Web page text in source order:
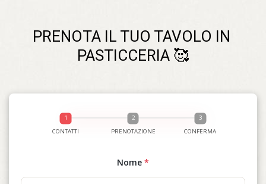
PRENOTA IL TUO TAVOLO IN
PASTICCERIA 🥰
CONTATTI PRENOTAZIONE CONFERMA
Nome *